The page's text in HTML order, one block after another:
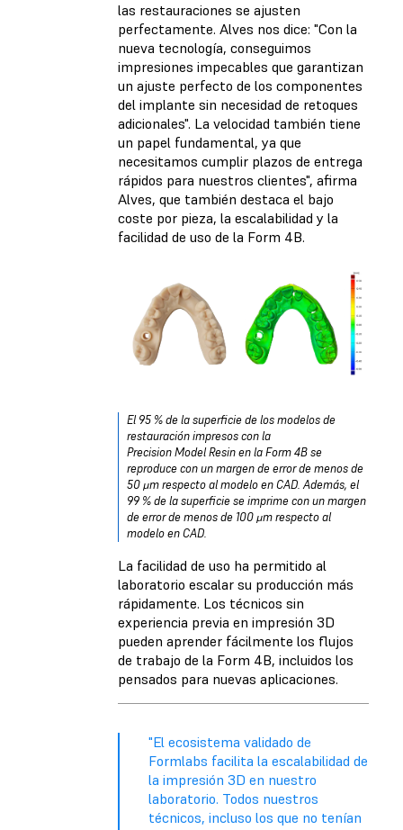
las restauraciones se ajusten
perfectamente. Alves nos dice: "Con la
nueva tecnología, conseguimos
impresiones impecables que garantizan
un ajuste perfecto de los componentes
del implante sin necesidad de retoques
adicionales". La velocidad también tiene
un papel fundamental, ya que
necesitamos cumplir plazos de entrega
rápidos para nuestros clientes", afirma
Alves, que también destaca el bajo
coste por pieza, la escalabilidad y la
facilidad de uso de la Form 4B.
El 95 % de la superficie de los modelos de
restauración impresos con la
Precision Model Resin en la Form 4B se
reproduce con un margen de error de menos de
50 μm respecto al modelo en CAD. Además, el
99 % de la superficie se imprime con un margen
de error de menos de 100 μm respecto al
modelo en CAD.
La facilidad de uso ha permitido al
laboratorio escalar su producción más
rápidamente. Los técnicos sin
experiencia previa en impresión 3D
pueden aprender fácilmente los flujos
de trabajo de la Form 4B, incluidos los
pensados para nuevas aplicaciones.
"El ecosistema validado de
Formlabs facilita la escalabilidad de
la impresión 3D en nuestro
laboratorio. Todos nuestros
técnicos, incluso los que no tenían